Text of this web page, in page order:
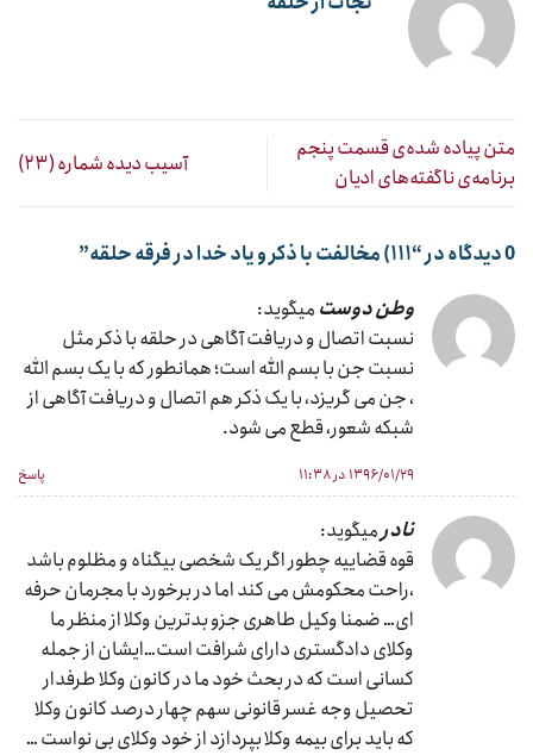
متن پیاده شده‌ی قسمت پنجم
برنامه‌ی ناگفته‌های ادیان
آسیب دیده شماره (۲۳)
0 دیدگاه در “ ۱۱۱) مخالفت با ذکر و یاد خدا در فرقه حلقه
”
وطن دوست میگوید:
نسبت اتصال و دریافت آگاهی در حلقه با ذکر مثل
نسبت جن با بسم الله است؛ همانطور که با یک بسم الله
، جن می گریزد، با یک ذکر هم اتصال و دریافت آگاهی از
شبکه شعور، قطع می شود.
۱۳۹۶/۰۱/۲۹ در ۱۱:۳۸ پاسخ
نادرمیگوید:
قوه قضاییه چطور اگر یک شخصی بیگناه و مظلوم باشد
،راحت محکومش می کند اما در برخورد با مجرمان حرفه
ای… ضمنا وکیل طاهری جزو بدترین وکلا از منظر ما
وکلای دادگستری دارای شرافت است…ایشان از جمله
کسانی است که در بحث خود ما در کانون وکلا طرفدار
تحصیل وجه غسر قانونی سهم چهار درصد کانون وکلا
که باید برای بیمه وکلا بپردازد از خود وکلای بی نواست …